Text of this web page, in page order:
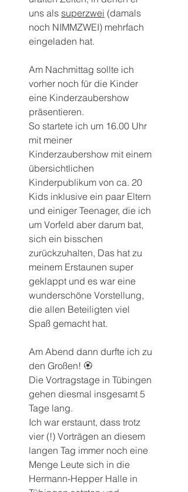
uns als superzwei (damals
noch NIMMZWEI) mehrfach
eingeladen hat.
Am Nachmittag sollte ich
vorher noch für die Kinder
eine Kinderzaubershow
präsentieren.
So startete ich um 16.00 Uhr
mit meiner
Kinderzaubershow mit einem
übersichtlichen
Kinderpublikum von ca. 20
Kids inklusive ein paar Eltern
und einiger Teenager, die ich
um Vorfeld aber darum bat,
sich ein bisschen
zurückzuhalten, Das hat zu
meinem Erstaunen super
geklappt und es war eine
wunderschöne Vorstellung,
die allen Beteiligten viel
Spaß gemacht hat.
Am Abend dann durfte ich zu
den Großen! 🏵
Die Vortragstage in Tübingen
gehen diesmal insgesamt 5
Tage lang.
Ich war erstaunt, dass trotz
vier (!) Vorträgen an diesem
langen Tag immer noch eine
Menge Leute sich in die
Hermann-Hepper Halle in